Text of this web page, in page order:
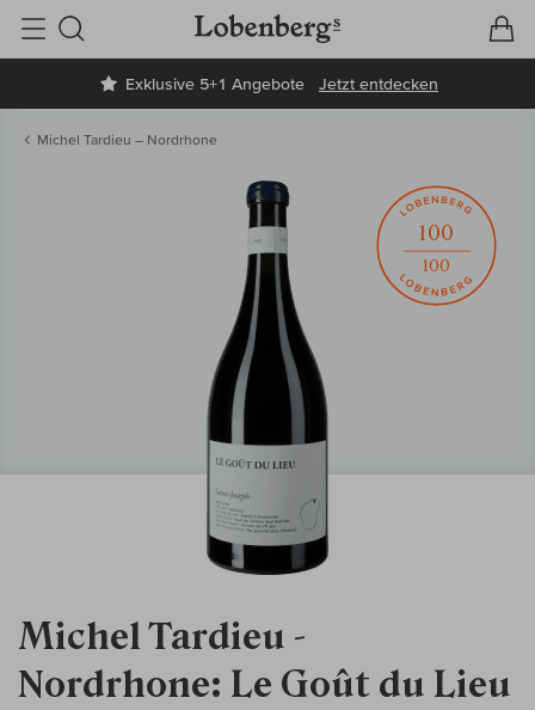
Exklusive 5+1 Angebote Jetzt entdecken
Suche
Michel Tardieu – Nordrhone
Michel Tardieu -
Nordrhone: Le Goût du Lieu
100
100